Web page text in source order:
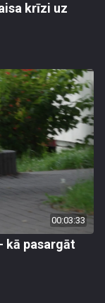
krīzi uz
00:03:33
kā pasargāt